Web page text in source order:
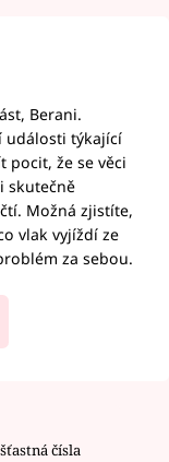
Berani.
události týkající
pocit, že se věci
skutečně
Možná zjistíte,
vlak vyjíždí ze
za sebou.
čísla